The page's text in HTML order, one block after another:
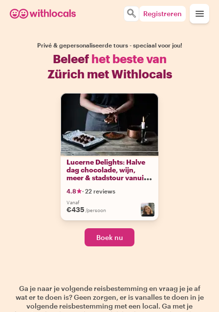
Registreren
Privé & gepersonaliseerde tours - speciaal voor jou!
Beleef het beste van
Zürich met Withlocals
Lucerne Delights: Halve
dag chocolade, wijn,
meer & stadstour vanuit
4.8 · 22 reviews
Vanaf
€435 /persoon
Boek nu
Ga je naar je volgende reisbestemming en vraag je je af
wat er te doen is? Geen zorgen, er is vanalles te doen in je
volgende reisbestemming met een local. Ga met je